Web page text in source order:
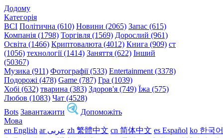
Додому
Категорія
ВСІ Політична (610) Новини (2065) Запас (615)
Компанія (1798) Торгівля (1569) Дорослий (961)
Освіта (1466) Криптовалюта (4012) Книга (909) ст
(1056) технології (1414) Заняття (622) Інший
(50367)
Музика (911) Фотографії (533) Entertainment (3378)
Подорожі (478) Game (787) Гра (1039)
Хобі (632) тварина (383) Здоров'я (749) Їжа (575)
Любов (1083) Чат (4528)
Bots Завантажити
Допоможіть
Мова
en English
ar عربى zh 繁體中文 cn 简体中文 es Español ko 한국어